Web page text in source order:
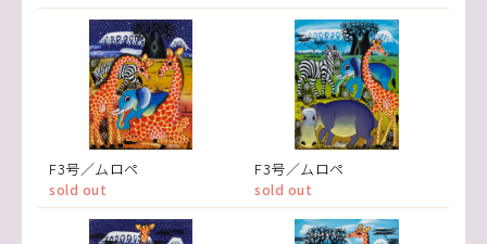
F3号／ムロペ
sold out
F3号／ムロペ
sold out